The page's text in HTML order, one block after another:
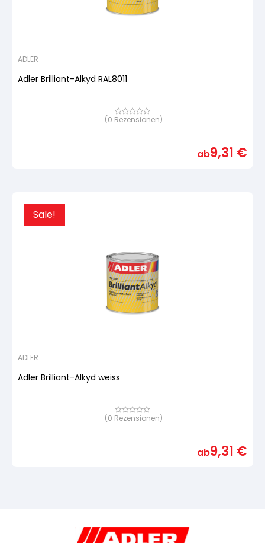
ADLER
Adler Brilliant-Alkyd RAL8011
Bewertet
(0 Rezensionen)
ab9,31 €
Sale!
ADLER
Adler Brilliant-Alkyd weiss
Bewertet
(0 Rezensionen)
ab9,31 €